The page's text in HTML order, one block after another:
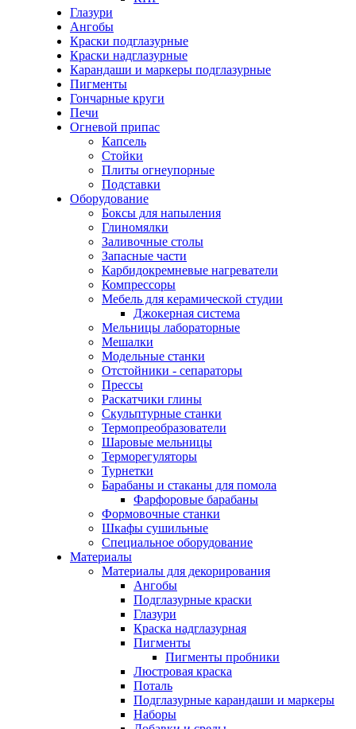
Глазури
Ангобы
Краски подглазурные
Краски надглазурные
Карандаши и маркеры подглазурные
Пигменты
Гончарные круги
Печи
Огневой припас
Капсель
Стойки
Плиты огнеупорные
Подставки
Оборудование
Боксы для напыления
Глиномялки
Заливочные столы
Запасные части
Карбидокремневые нагреватели
Компрессоры
Мебель для керамической студии
Джокерная система
Мельницы лабораторные
Мешалки
Модельные станки
Отстойники - сепараторы
Прессы
Раскатчики глины
Скульптурные станки
Термопреобразователи
Шаровые мельницы
Терморегуляторы
Турнетки
Барабаны и стаканы для помола
Фарфоровые барабаны
Формовочные станки
Шкафы сушильные
Специальное оборудование
Материалы
Материалы для декорирования
Ангобы
Подглазурные краски
Глазури
Краска надглазурная
Пигменты
Пигменты пробники
Люстровая краска
Поталь
Подглазурные карандаши и маркеры
Наборы